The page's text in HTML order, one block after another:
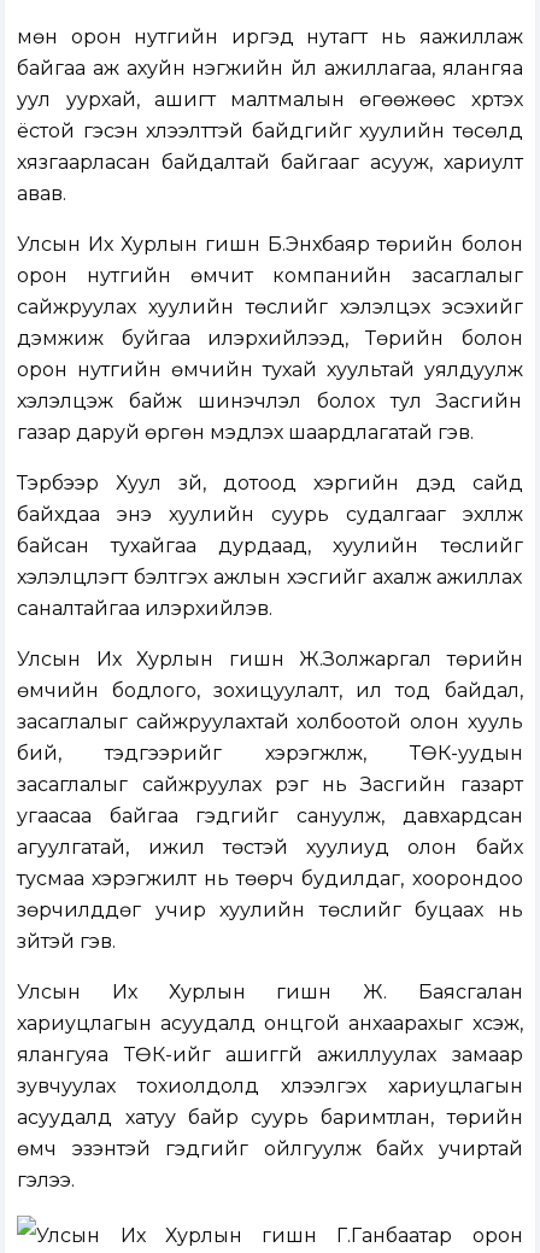
мөн орон нутгийн иргэд нутагт нь яажиллаж
байгаа аж ахуйн нэгжийн үйл ажиллагаа, ялангүяа
уул уурхай, ашигт малтмалын өгөөжөөс хүртэх
ёстой гэсэн хүлээлттэй байдгийг хуулийн төсөлд
хязгаарласан байдалтай байгааг асууж, хариулт
авав.
Улсын Их Хурлын гишүүн Б.Энхбаяр төрийн болон
орон нутгийн өмчит компанийн засаглалыг
сайжруулах хуулийн төслийг хэлэлцэх эсэхийг
дэмжиж буйгаа илэрхийлээд, Төрийн болон
орон нутгийн өмчийн тухай хуультай уялдуулж
хэлэлцэж байж шинэчлэл болох тул Засгийн
газар даруй өргөн мэдүүлэх шаардлагатай гэв.
Тэрбээр Хуул зүй, дотоод хэргийн дэд сайд
байхдаа энэ хуулийн суурь судалгааг эхлүүлж
байсан тухайгаа дурдаад, хуулийн төслийг
хэлэлцүүлэгт бэлтгэх ажлын хэсгийг ахалж ажиллах
саналтайгаа илэрхийлэв.
Улсын Их Хурлын гишүүн Ж.Золжаргал төрийн
өмчийн бодлого, зохицуулалт, ил тод байдал,
засаглалыг сайжруулахтай холбоотой олон хууль
бий, тэдгээрийг хэрэгжүүлж, ТӨК-уудын
засаглалыг сайжруулах үүрэг нь Засгийн газарт
угаасаа байгаа гэдгийг сануулж, давхардсан
агуулгатай, ижил төстэй хуулиуд олон байх
тусмаа хэрэгжилт нь төөрч будилдаг, хоорондоо
зөрчилддөг учир хуулийн төслийг буцаах нь
зүйтэй гэв.
Улсын Их Хурлын гишүүн Ж. Баясгалан
хариуцлагын асуудалд онцгой анхаарахыг хүсэж,
ялангуяа ТӨК-ийг ашиггүй ажиллуулах замаар
зувчуулах тохиолдолд хүлээлгэх хариуцлагын
асуудалд хатуу байр суурь баримтлан, төрийн
өмч эзэнтэй гэдгийг ойлгуулж байх учиртай
гэлээ.
Улсын Их Хурлын гишүүн Г.Ганбаатар орон